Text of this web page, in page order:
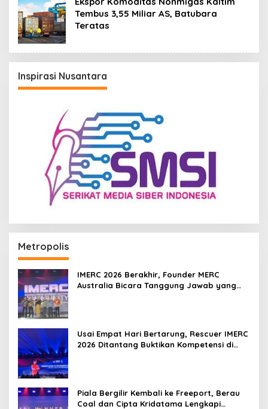
Tembus 3,55 Miliar AS, Batubara
Teratas
Inspirasi Nusantara
Metropolis
IMERC 2026 Berakhir, Founder MERC
Australia Bicara Tanggung Jawab yang
Usai Empat Hari Bertarung, Rescuer IMERC
2026 Ditantang Buktikan Kompetensi di
Piala Bergilir Kembali ke Freeport, Berau
Coal dan Cipta Kridatama Lengkapi